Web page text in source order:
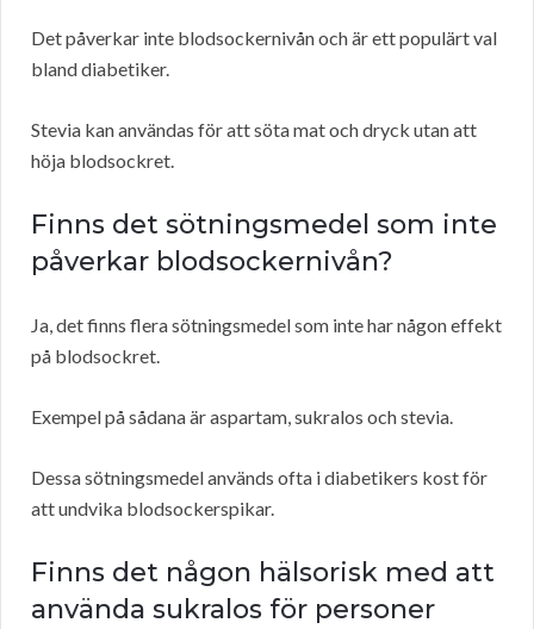
Det påverkar inte blodsockernivån och är ett populärt val
bland diabetiker.
Stevia kan användas för att söta mat och dryck utan att
höja blodsockret.
Finns det sötningsmedel som inte
påverkar blodsockernivån?
Ja, det finns flera sötningsmedel som inte har någon effekt
på blodsockret.
Exempel på sådana är aspartam, sukralos och stevia.
Dessa sötningsmedel används ofta i diabetikers kost för
att undvika blodsockerspikar.
Finns det någon hälsorisk med att
använda sukralos för personer